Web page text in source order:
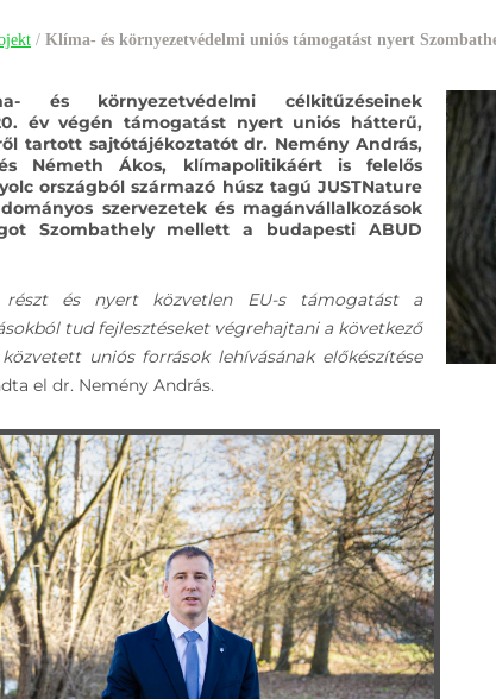
/ Klíma- és környezetvédelmi uniós támogatást nyert
és környezetvédelmi célkitűzéseinek
év végén támogatást nyert uniós hátterű,
tartott sajtótájékoztatót dr. Nemény András,
Németh Ákos, klímapolitikáért is felelős
országból származó húsz tagú JUSTNature
szervezetek és magánvállalkozások
Szombathely mellett a budapesti ABUD
részt és nyert közvetlen EU-s támogatást a
tud fejlesztéseket végrehajtani a következő
uniós források lehívásának előkészítése
el dr. Nemény András.